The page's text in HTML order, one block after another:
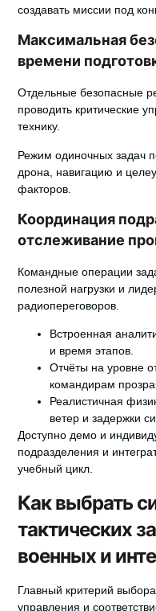
создавать миссии под
Максимальная
времени
Отдельные безопасные
проводить критические
технику.
Режим одиночных задач
дрона, навигацию и
факторов.
Координация
отслеживание
Командные операции
полезной нагрузки и
радиопереговоров.
Встроенная
и время этапов.
Отчёты на уровне
командирам
Реалистичная
ветер и задержки
Доступно демо и
подразделения и
учебный цикл.
Как выбрать
тактических
военных и
Главный критерий
управления и